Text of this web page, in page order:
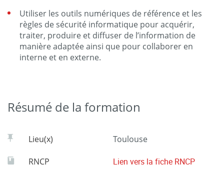
Utiliser les outils numériques de référence et les
règles de sécurité informatique pour acquérir,
traiter, produire et diffuser de l’information de
manière adaptée ainsi que pour collaborer en
interne et en externe.
Résumé de la formation
Lieu(x) Toulouse
RNCP Lien vers la fiche RNCP